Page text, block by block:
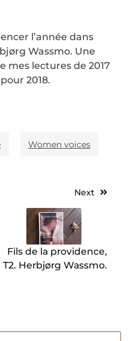
l’année dans
Wassmo. Une
mes lectures de 2017
2018.
Women voices
Next
Fils de la providence,
T2. Herbjørg Wassmo.